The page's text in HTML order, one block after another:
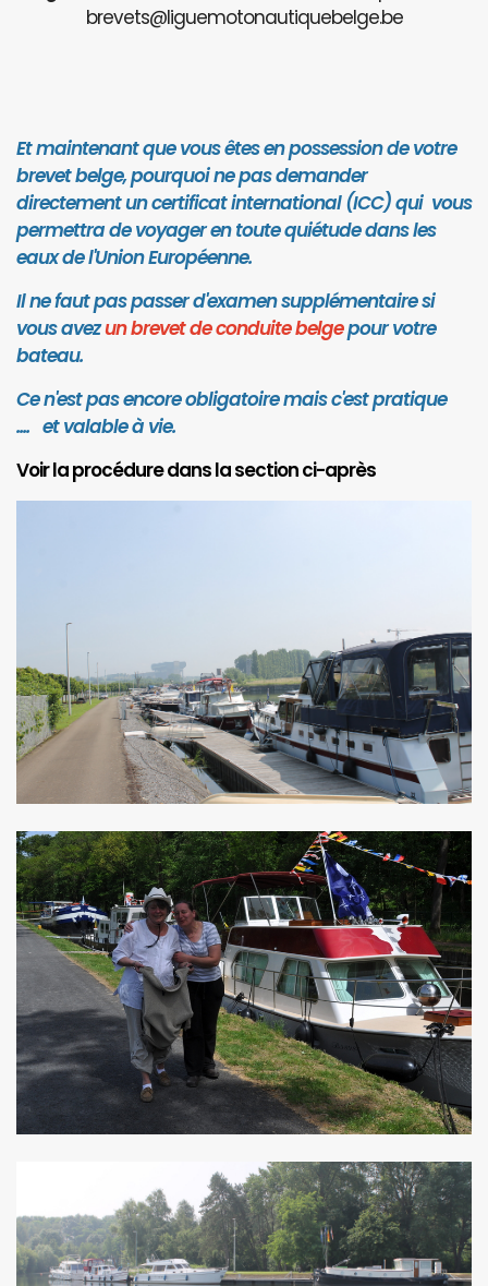
brevets@liguemotonautiquebelge.be
Et maintenant que vous êtes en possession de votre
brevet belge, pourquoi ne pas demander
directement un certificat international (ICC) qui vous
permettra de voyager en toute quiétude dans les
eaux de l'Union Européenne.
Il ne faut pas passer d'examen supplémentaire si
vous avezun brevet de conduite belgepour votre
bateau.
Ce n'est pas encore obligatoire mais c'est pratique
.... et valable à vie.
Voir la procédure dans la section ci-après